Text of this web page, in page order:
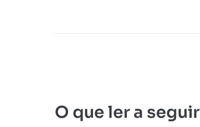
O que ler a seguir